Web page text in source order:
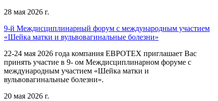
28 мая 2026 г.
9-й Междисциплинарный форум с международным участием
«Шейка матки и вульвовагинальные болезни»
22-24 мая 2026 года компания ЕВРОТЕХ приглашает Вас
принять участие в 9- ом Междисциплинарном форуме с
международным участием «Шейка матки и
вульвовагинальные болезни».
20 мая 2026 г.